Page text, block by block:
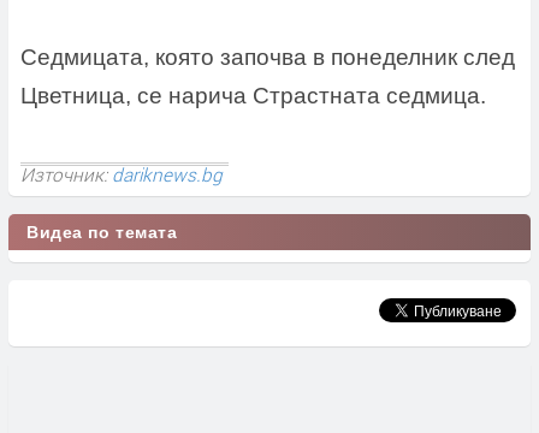
Седмицата, която започва в понеделник след
Цветница, се нарича Страстната седмица.
Източник:dariknews.bg
Видеа по темата